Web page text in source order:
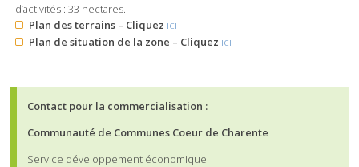
d’activités : 33 hectares.
Plan des terrains – Cliquez ici
Plan de situation de la zone – Cliquez ici
Contact pour la commercialisation :
Communauté de Communes Coeur de Charente
Service développement économique